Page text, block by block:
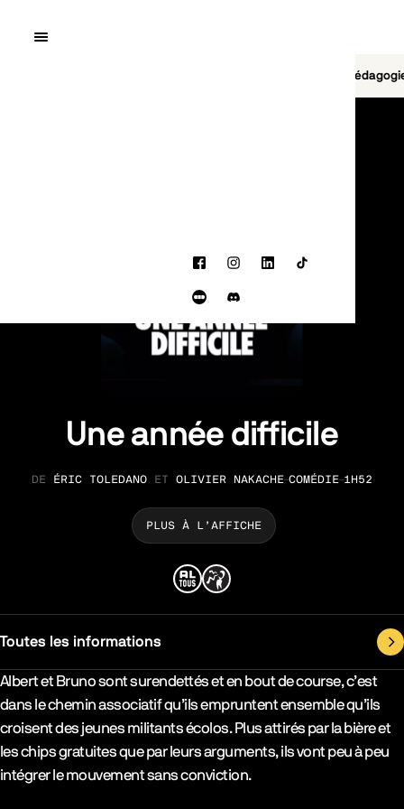
Quai10
FacebookInstagram
LinkedInTikTok
Letterboxd
Discord
Une année difficile
RÉALISATION
ÉRIC TOLEDANO ET OLIVIER NAKACHE GENRE
COMÉDIE DURÉE
1H52
PLUS À L’AFFICHE
Toutes les informations
Synopsys & Casting
Albert et Bruno sont surendettés et en bout de course, c’est
dans le chemin associatif qu’ils empruntent ensemble qu’ils
croisent des jeunes militants écolos. Plus attirés par la bière et
les chips gratuites que par leurs arguments, ils vont peu à peu
intégrer le mouvement sans conviction.